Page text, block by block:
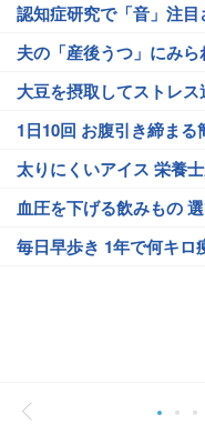
認知症研究で「音」注目
夫の「産後うつ」にみ
大豆を摂取してストレ
1日10回 お腹引き締まる
太りにくいアイス 栄養
血圧を下げる飲みもの
毎日早歩き 1年で何キロ